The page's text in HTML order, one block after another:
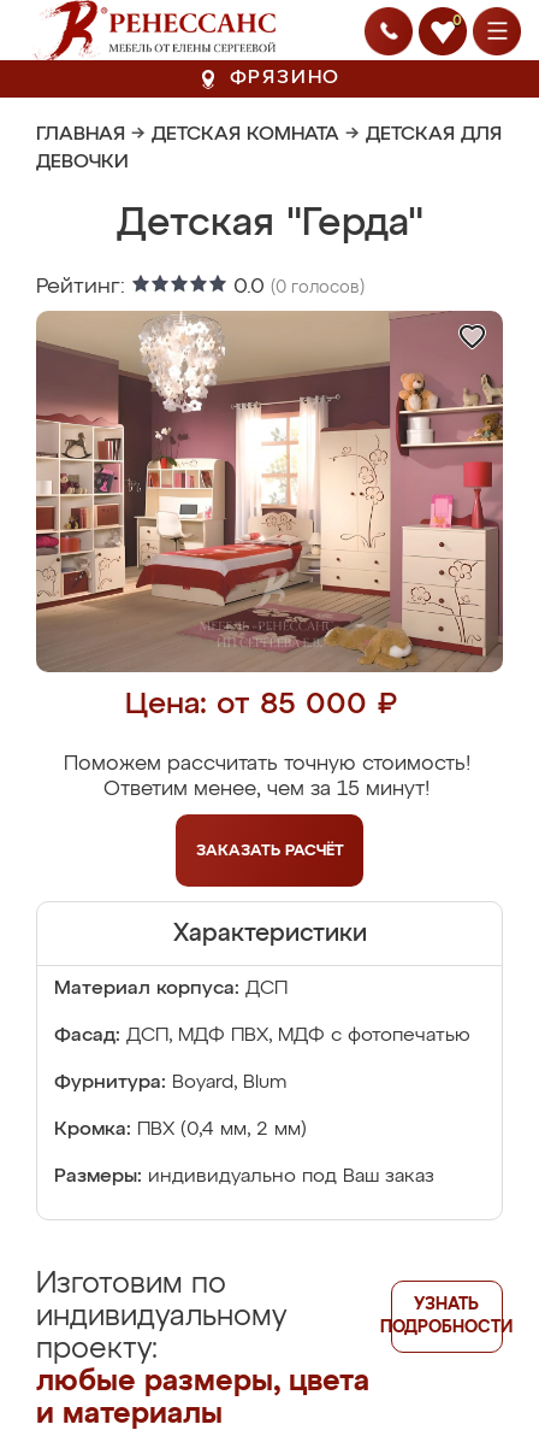
0
ФРЯЗИНО
ГЛАВНАЯ → ДЕТСКАЯ КОМНАТА → ДЕТСКАЯ ДЛЯ
ДЕВОЧКИ
Детская "Герда"
Рейтинг: 0.0 (0 голосов)
Цена: от 85 000 ₽
Поможем рассчитать точную стоимость!
Ответим менее, чем за 15 минут!
ЗАКАЗАТЬ РАСЧЁТ
Характеристики
Материал корпуса: ДСП
Фасад: ДСП, МДФ ПВХ, МДФ с фотопечатью
Фурнитура: Boyard, Blum
Кромка: ПВХ (0,4 мм, 2 мм)
Размеры: индивидуально под Ваш заказ
Изготовим по
индивидуальному
проекту:
любые размеры, цвета
и материалы
УЗНАТЬ
ПОДРОБНОСТИ